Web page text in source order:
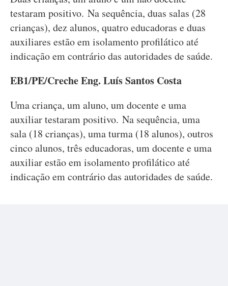
testaram positivo. Na sequência, duas salas (28
crianças), dez alunos, quatro educadoras e duas
auxiliares estão em isolamento profilático até
indicação em contrário das autoridades de saúde.
EB1/PE/Creche Eng. Luís Santos Costa
Uma criança, um aluno, um docente e uma
auxiliar testaram positivo. Na sequência, uma
sala (18 crianças), uma turma (18 alunos), outros
cinco alunos, três educadoras, um docente e uma
auxiliar estão em isolamento profilático até
indicação em contrário das autoridades de saúde.